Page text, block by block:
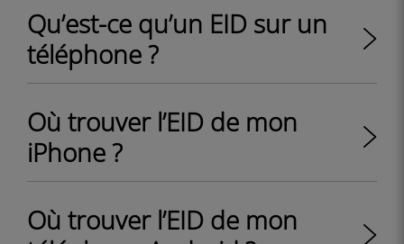
Qu’est-ce qu’un EID sur un
téléphone ?
Où trouver l’EID de mon
iPhone ?
Où trouver l’EID de mon